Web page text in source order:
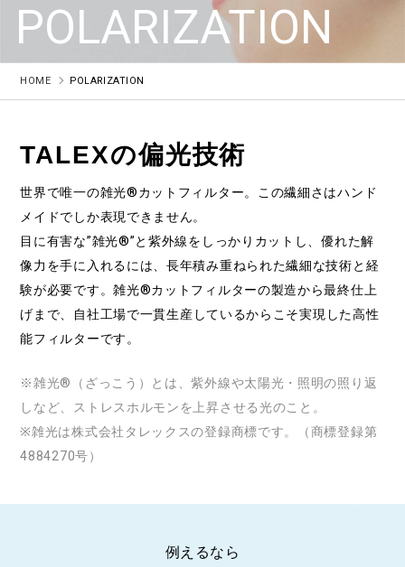
POLARIZATION
HOME POLARIZATION
TALEXの偏光技術
世界で唯一の雑光®カットフィルター。この繊細さはハンド
メイドでしか表現できません。
目に有害な”雑光®”と紫外線をしっかりカットし、優れた解
像力を手に入れるには、長年積み重ねられた繊細な技術と経
験が必要です。雑光®カットフィルターの製造から最終仕上
げまで、
自社工場で一貫生産しているからこそ実現した高性
能フィルターです。
※雑光®（ざっこう）とは、紫外線や太陽光・照明の照り返
しなど、ストレスホルモンを上昇させる光のこと。
※雑光は株式会社タレックスの登録商標です。（商標登録第
4884270号）
例えるなら